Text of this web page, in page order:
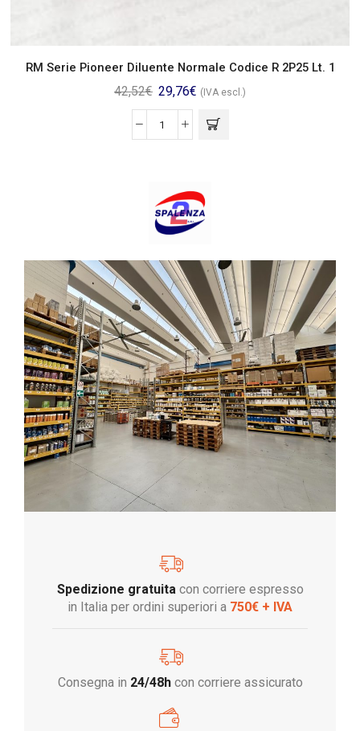
RM Serie Pioneer Diluente Normale Codice R 2P25 Lt. 1
42,52€ 29,76€ (IVA escl.)
Spedizione gratuitacon corriere espresso
in Italia per ordini superiori a 750€ + IVA
Consegna in 24/48hcon corriere assicurato